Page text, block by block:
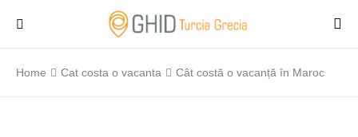
Home Cat costa o vacanta Cât costă o vacanță în Maroc